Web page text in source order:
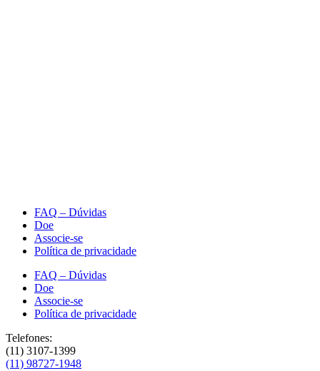
FAQ – Dúvidas
Doe
Associe-se
Política de privacidade
FAQ – Dúvidas
Doe
Associe-se
Política de privacidade
Telefones:
(11) 3107-1399
(11) 98727-1948